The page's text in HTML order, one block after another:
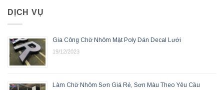
DỊCH VỤ
Gia Công Chữ Nhôm Mặt Poly Dán Decal Lưới
19/12/2023
Làm Chữ Nhôm Sơn Giá Rẻ, Sơn Màu Theo Yêu Cầu